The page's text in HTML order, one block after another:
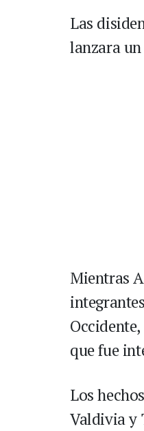
Las
lanzara
Mientras
que fue
Los
Valdivia y